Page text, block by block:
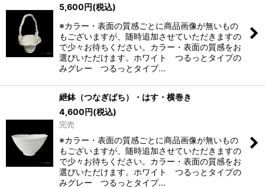
5,600円(税込)
※カラー・表面の質感ごとに商品画像が無いもの
もございますが、随時追加させていただきますの
で少々お待ちください。カラー・表面の質感をお
選びいただけます。ホワイト つるっとタイプの
みグレー つるっとタイプ…
紲鉢（つなぎばち）・はす・横巻き
4,600円(税込)
完売
※カラー・表面の質感ごとに商品画像が無いもの
もございますが、随時追加させていただきますの
で少々お待ちください。カラー・表面の質感をお
選びいただけます。ホワイト つるっとタイプの
みグレー つるっとタイプ…